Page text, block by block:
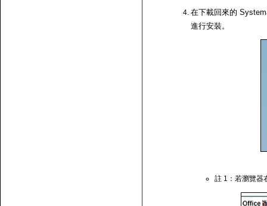
在下載回來的
進行安裝。
註 1：若瀏覽器